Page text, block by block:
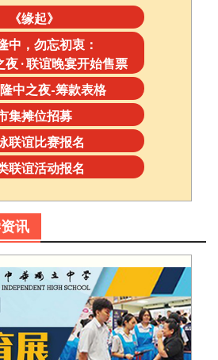
《缘起》
中，勿忘初衷：
夜 · 联谊晚宴开始售票
中之夜-筹款表格
集摊位招募
联谊比赛报名
联谊活动报名
讯